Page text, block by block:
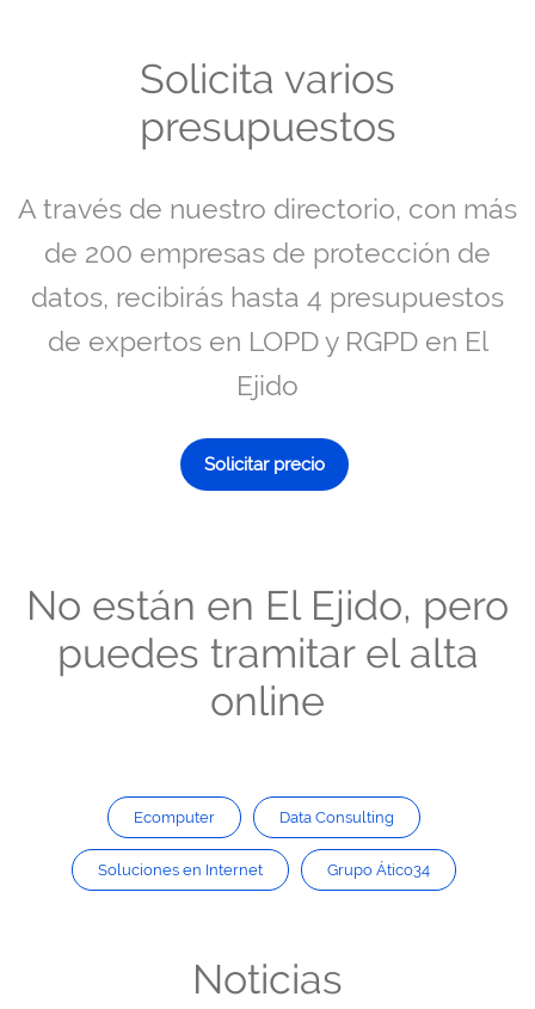
Solicita varios
presupuestos
A través de nuestro directorio, con más
de 200 empresas de protección de
datos, recibirás hasta 4 presupuestos
de expertos en LOPD y RGPD en El
Ejido
Solicitar precio
No están en El Ejido, pero
puedes tramitar el alta
online
Ecomputer Data Consulting
Soluciones en Internet Grupo Ático34
Noticias